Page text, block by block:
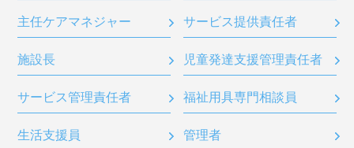
主任ケアマネジャー サービス提供責任者
施設長 児童発達支援管理責任者
サービス管理責任者 福祉用具専門相談員
生活支援員 管理者